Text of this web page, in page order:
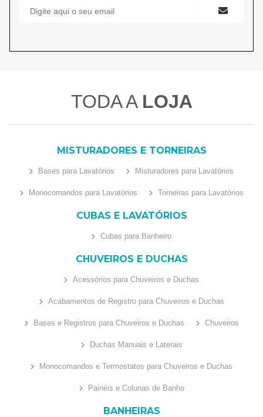
TODA A LOJA
MISTURADORES E TORNEIRAS
Bases para Lavatórios Misturadores para Lavatórios
Monocomandos para Lavatórios Torneiras para Lavatórios
CUBAS E LAVATÓRIOS
Cubas para Banheiro
CHUVEIROS E DUCHAS
Acessórios para Chuveiros e Duchas
Acabamentos de Registro para Chuveiros e Duchas
Bases e Registros para Chuveiros e Duchas Chuveiros
Duchas Manuais e Laterais
Monocomandos e Termostatos para Chuveiros e Duchas
Painéis e Colunas de Banho
BANHEIRAS